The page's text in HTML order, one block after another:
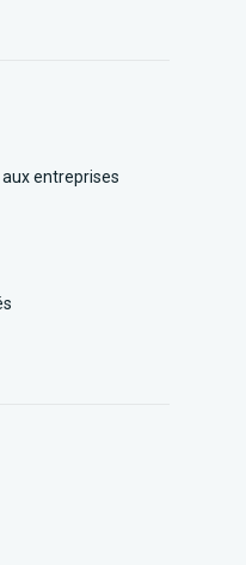
entreprises